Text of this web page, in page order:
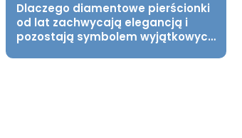
Dlaczego diamentowe pierścionki
od lat zachwycają elegancją i
pozostają symbolem wyjątkowych